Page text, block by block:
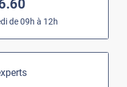
de 09h à 12h